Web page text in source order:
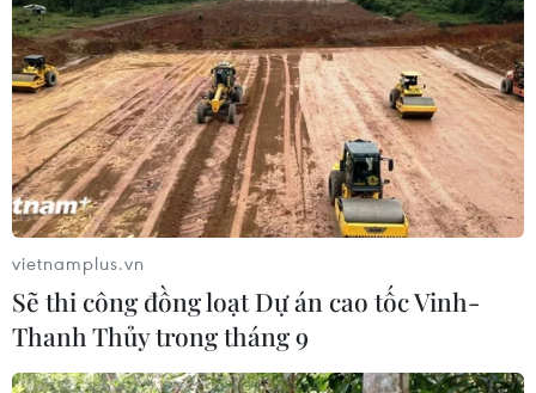
vietnamplus.vn
Sẽ thi công đồng loạt Dự án cao tốc Vinh-
Thanh Thủy trong tháng 9